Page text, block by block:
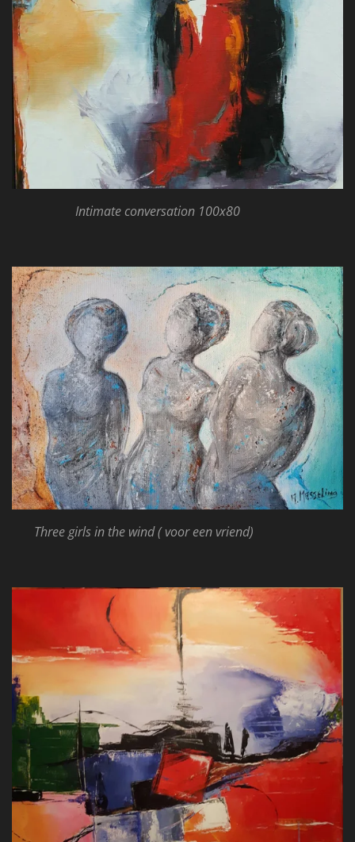
Intimate conversation 100x80
Three girls in the wind ( voor een vriend)